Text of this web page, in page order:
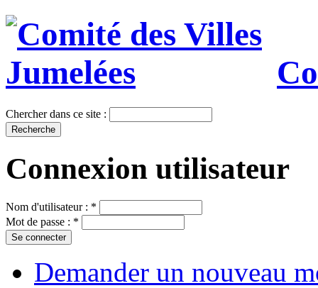
Chercher dans ce site :
Connexion utilisateur
Nom d'utilisateur : *
Mot de passe : *
Demander un nouveau